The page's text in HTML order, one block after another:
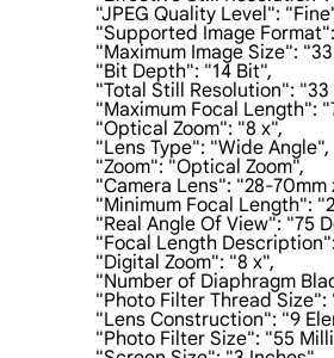
"JPEG Quality Level":
"Supported Image
"Maximum Image Size":
                    "Bit Depth": "14 Bit",
"Total Still Resolution":
"Maximum Focal
                    "Optical Zoom": "8 x",
                    "Lens Type": "Wide Angle",
                    "Zoom": "Optical Zoom",
"Camera Lens": "28-
"Minimum Focal Length":
"Real Angle Of View":
"Focal Length
                    "Digital Zoom": "8 x",
"Number of Diaphragm
"Photo Filter Thread
"Lens Construction":
"Photo Filter Size": "55